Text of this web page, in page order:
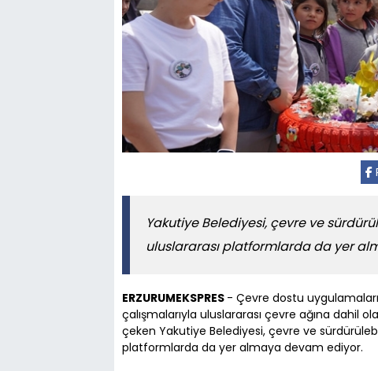
Yakutiye Belediyesi, çevre ve
uluslararası platformlarda da yer
ERZURUMEKSPRES - Çevre dostu
çalışmalarıyla uluslararası çevre ağına dahil
çeken Yakutiye Belediyesi, çevre ve
platformlarda da yer almaya devam ediyor.